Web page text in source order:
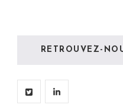
RETROUVEZ-